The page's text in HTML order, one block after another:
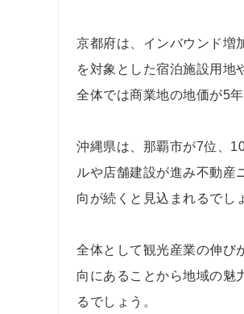
京都府は、インバウンド増
を対象とした宿泊施設用地
全体では商業地の地価が5
沖縄県は、那覇市が7位、
ルや店舗建設が進み不動産
向が続くと見込まれるでし
全体として観光産業の伸び
向にあることから地域の魅
るでしょう。